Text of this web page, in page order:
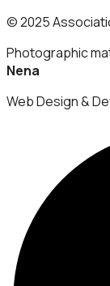
© 2025
Photographic
Nena
Web Design &